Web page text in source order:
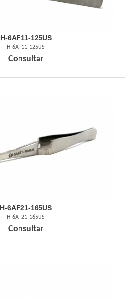
H-6AF11-125US
H-6AF11-125US
Consultar
H-6AF21-165US
H-6AF21-165US
Consultar